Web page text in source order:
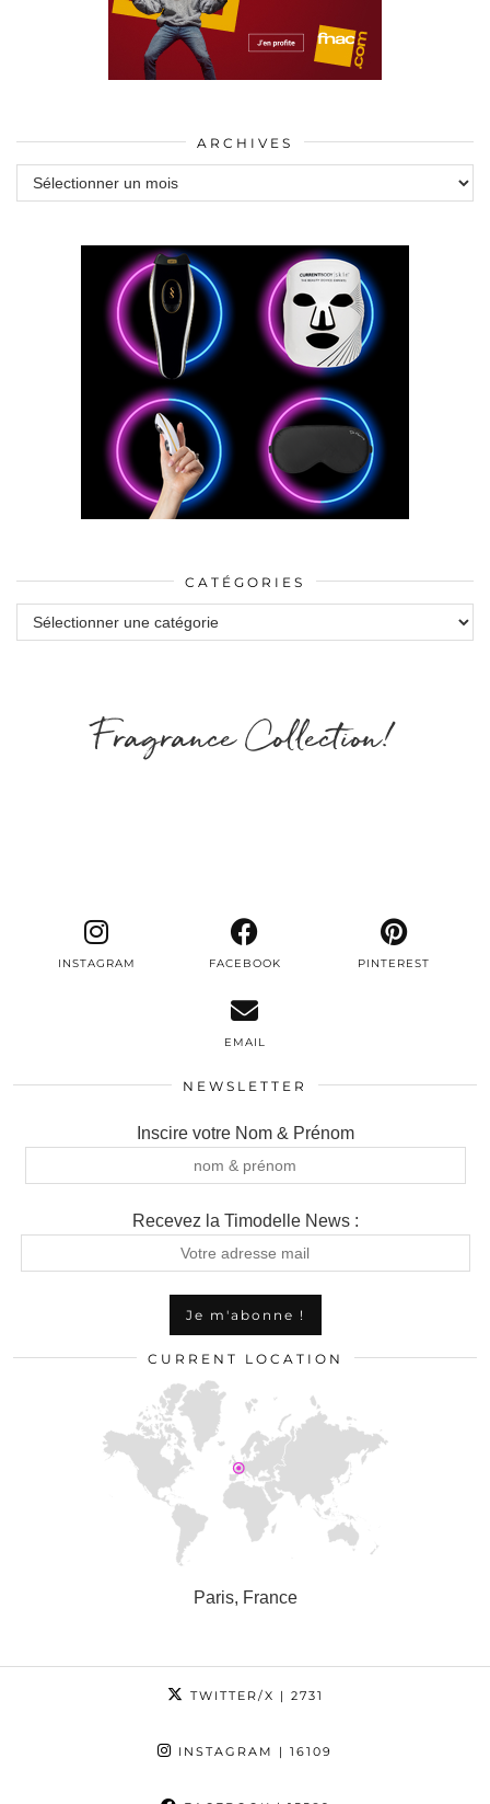
ARCHIVES
Archives
CATÉGORIES
Catégories
Fragrance Collection!
INSTAGRAM FACEBOOK PINTEREST
EMAIL
NEWSLETTER
Inscire votre Nom & Prénom
Recevez la Timodelle News :
CURRENT LOCATION
Paris, France
TWITTER/X | 2731
INSTAGRAM | 16109